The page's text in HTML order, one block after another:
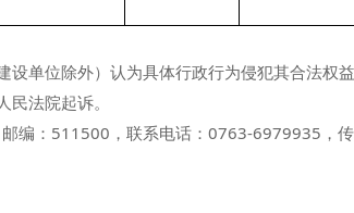
单位除外）认为具体行政行为侵犯其合法权
法院起诉。
编：511500，联系电话：0763-6979935，